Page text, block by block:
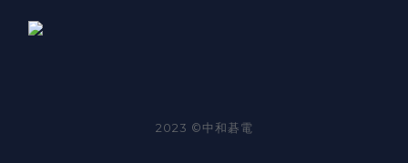
2023 ©中和碁電